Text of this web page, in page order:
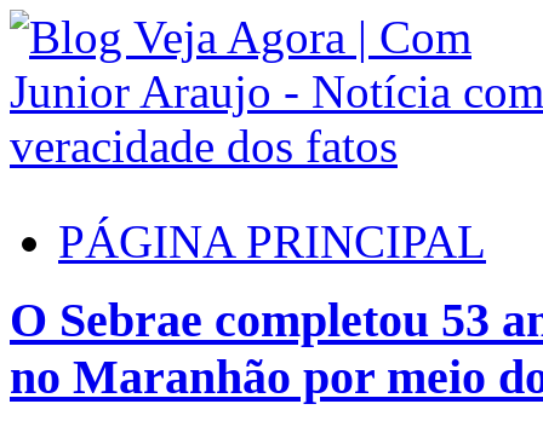
PÁGINA PRINCIPAL
O Sebrae completou 53
no Maranhão por meio